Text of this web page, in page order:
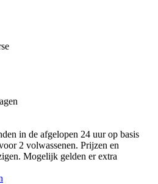
in de afgelopen 24 uur op basis
2 volwassenen. Prijzen en
Mogelijk gelden er extra